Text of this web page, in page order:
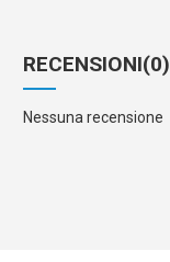
RECENSIONI(0)
Nessuna recensione